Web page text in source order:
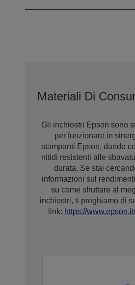
Materiali Di
Gli inchiostri Epson sono
per funzionare in
stampanti Epson, dando
nitidi resistenti alle
durata. Se stai
informazioni sul
su come sfruttare al
inchiostri, ti preghiamo di
link: https://